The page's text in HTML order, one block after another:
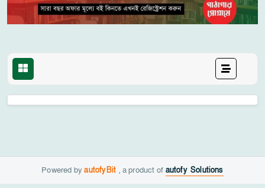
Powered by autofyBit, a product of autofy Solutions